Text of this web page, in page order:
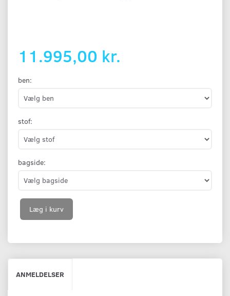
11.995,00 kr.
ben:
stof:
bagside:
Læg i kurv
ANMELDELSER